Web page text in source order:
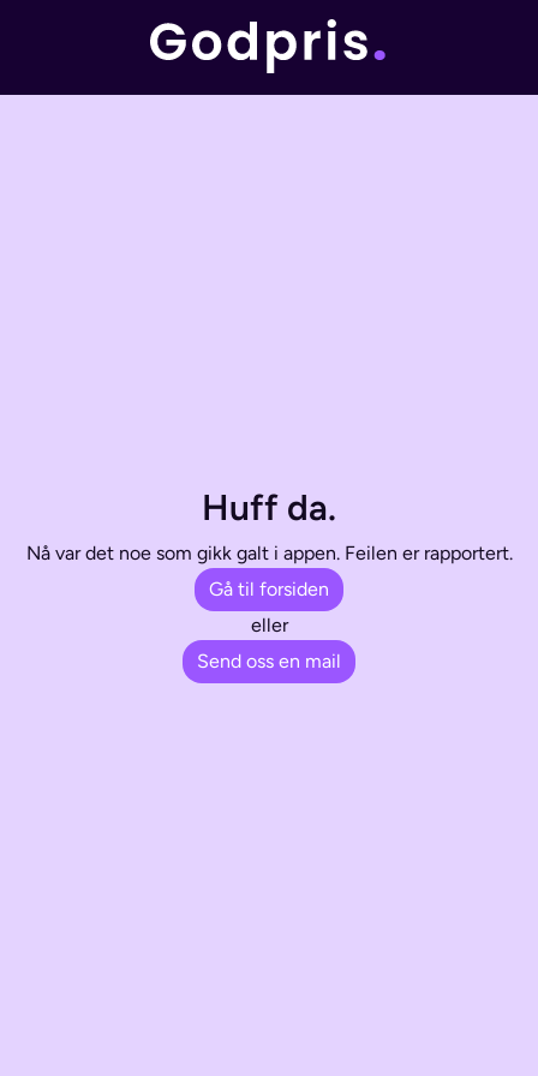
Huff da.
Nå var det noe som gikk galt i appen. Feilen er rapportert.
Gå til forsiden
eller
Send oss en mail